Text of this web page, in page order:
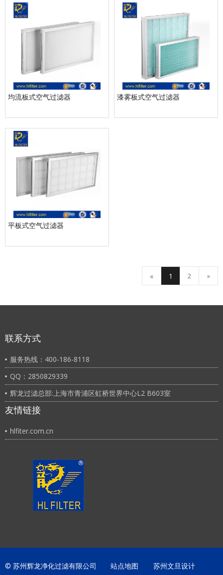
均流板式空气过滤器 漆雾板式空气过滤器
平板式空气过滤器
« 1 2 »
联系方式
服务热线：400-186-8118
QQ：2850829339
辉龙过滤总部:上海市青浦区虹桥世界中心L2 B603室
友情链接
hlfiter.com.cn
© 苏州辉龙净化过滤有限公司 站点地图 苏州文旦设计